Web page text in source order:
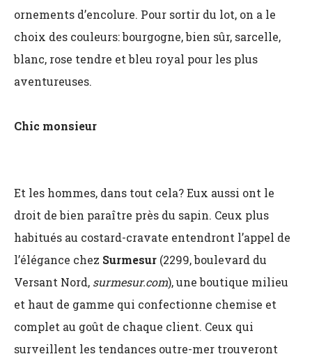
ornements d’encolure. Pour sortir du lot, on a le
choix des couleurs: bourgogne, bien sûr, sarcelle,
blanc, rose tendre et bleu royal pour les plus
aventureuses.
Chic monsieur
Et les hommes, dans tout cela? Eux aussi ont le
droit de bien paraître près du sapin. Ceux plus
habitués au costard-cravate entendront l’appel de
l’élégance chez Surmesur (2299, boulevard du
Versant Nord, surmesur.com), une boutique milieu
et haut de gamme qui confectionne chemise et
complet au goût de chaque client. Ceux qui
surveillent les tendances outre-mer trouveront